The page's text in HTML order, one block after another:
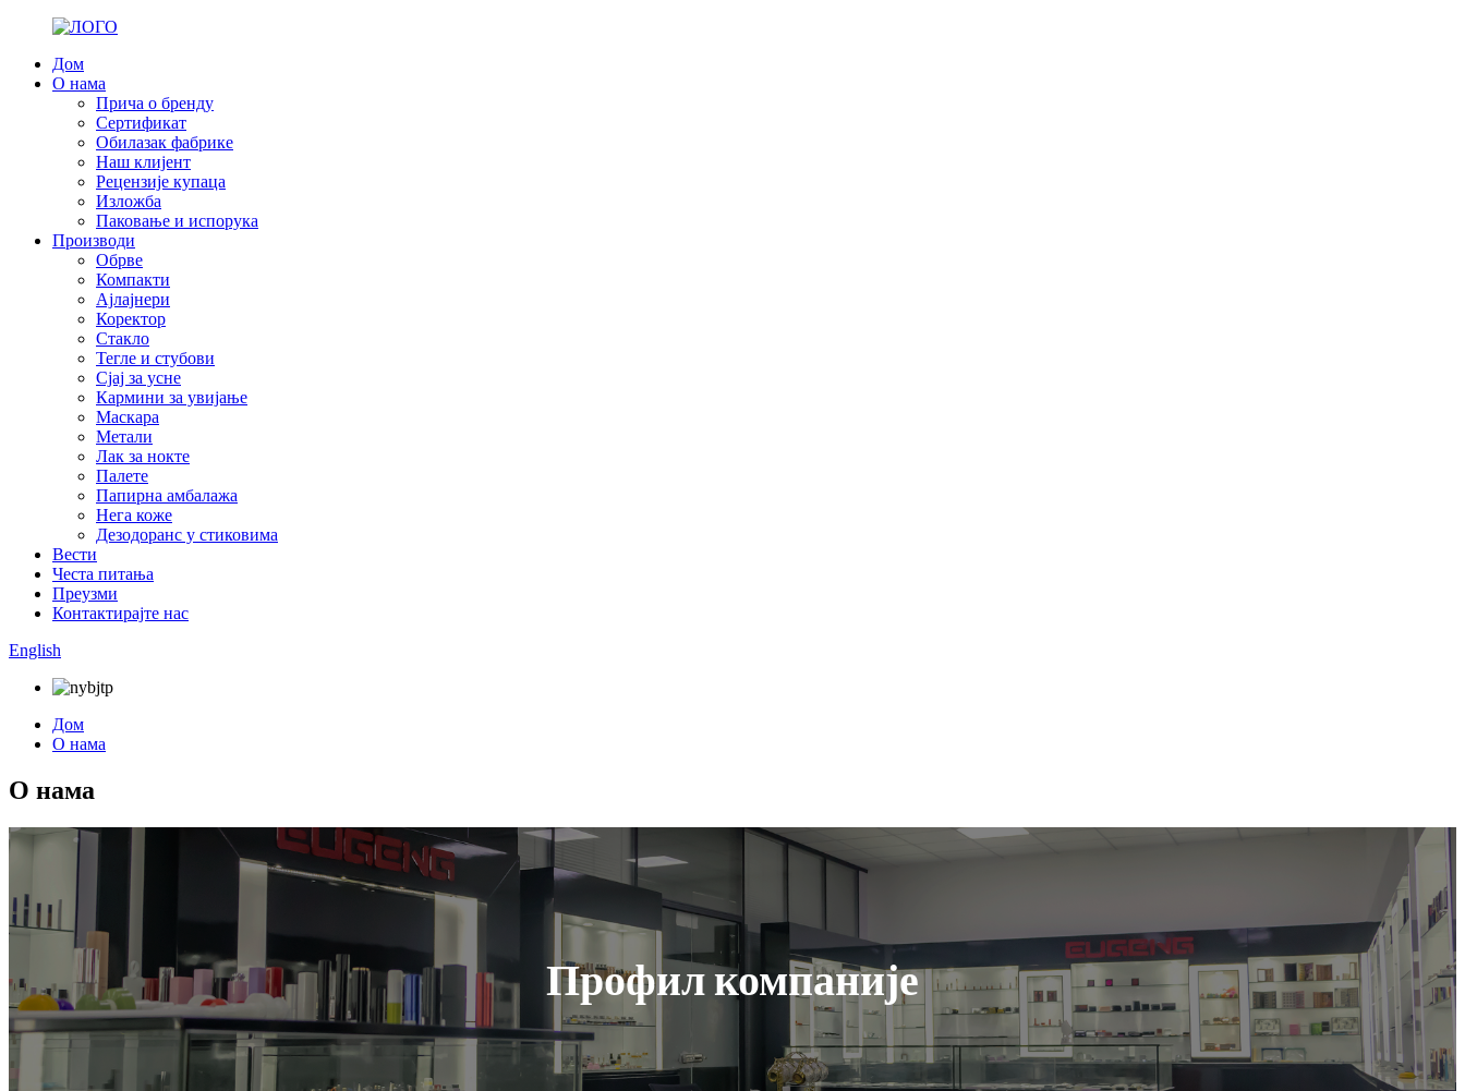
Дом
О нама
Прича о бренду
Сертификат
Обилазак фабрике
Наш клијент
Рецензије купаца
Изложба
Паковање и испорука
Производи
Обрве
Компакти
Ајлајнери
Коректор
Стакло
Тегле и стубови
Сјај за усне
Кармини за увијање
Маскара
Метали
Лак за нокте
Палете
Папирна амбалажа
Нега коже
Дезодоранс у стиковима
Вести
Честа питања
Преузми
Контактирајте нас
English
Дом
О нама
О нама
Профил компаније